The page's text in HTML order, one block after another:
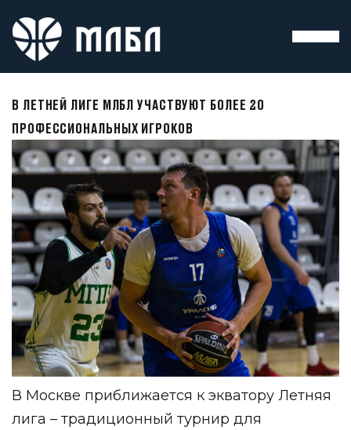
В ЛЕТНЕЙ ЛИГЕ МЛБЛ УЧАСТВУЮТ БОЛЕЕ 20
ПРОФЕССИОНАЛЬНЫХ ИГРОКОВ
В Москве приближается к экватору Летняя
лига – традиционный турнир для